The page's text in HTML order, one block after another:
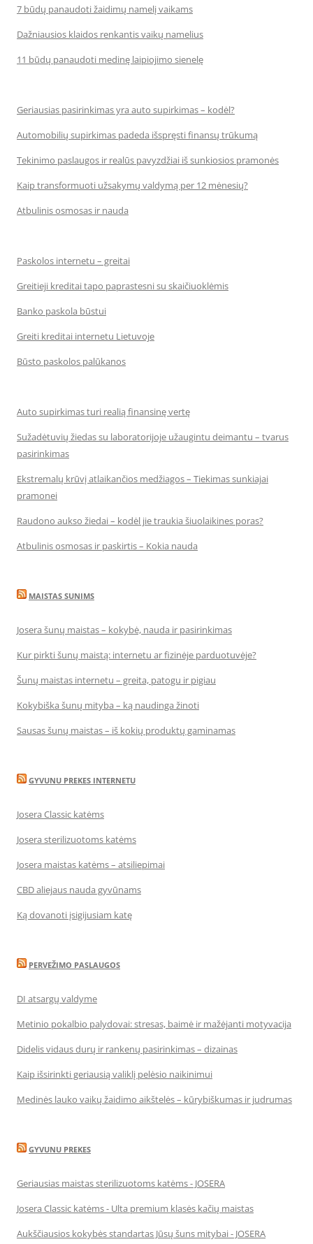
7 būdų panaudoti žaidimų namelį vaikams
Dažniausios klaidos renkantis vaikų namelius
11 būdų panaudoti medinę laipiojimo sienelę
Geriausias pasirinkimas yra auto supirkimas – kodėl?
Automobilių supirkimas padeda išspręsti finansų trūkumą
Tekinimo paslaugos ir realūs pavyzdžiai iš sunkiosios pramonės
Kaip transformuoti užsakymų valdymą per 12 mėnesių?
Atbulinis osmosas ir nauda
Paskolos internetu – greitai
Greitieji kreditai tapo paprastesni su skaičiuoklėmis
Banko paskola būstui
Greiti kreditai internetu Lietuvoje
Būsto paskolos palūkanos
Auto supirkimas turi realią finansinę vertę
Sužadėtuvių žiedas su laboratorijoje užaugintu deimantu – tvarus
pasirinkimas
Ekstremalų krūvį atlaikančios medžiagos – Tiekimas sunkiajai
pramonei
Raudono aukso žiedai – kodėl jie traukia šiuolaikines poras?
Atbulinis osmosas ir paskirtis – Kokia nauda
MAISTAS SUNIMS
Josera šunų maistas – kokybė, nauda ir pasirinkimas
Kur pirkti šunų maistą: internetu ar fizinėje parduotuvėje?
Šunų maistas internetu – greita, patogu ir pigiau
Kokybiška šunų mityba – ką naudinga žinoti
Sausas šunų maistas – iš kokių produktų gaminamas
GYVUNU PREKES INTERNETU
Josera Classic katėms
Josera sterilizuotoms katėms
Josera maistas katėms – atsiliepimai
CBD aliejaus nauda gyvūnams
Ką dovanoti įsigijusiam katę
PERVEŽIMO PASLAUGOS
DI atsargų valdyme
Metinio pokalbio palydovai: stresas, baimė ir mažėjanti motyvacija
Didelis vidaus durų ir rankenų pasirinkimas – dizainas
Kaip išsirinkti geriausią valiklį pelėsio naikinimui
Medinės lauko vaikų žaidimo aikštelės – kūrybiškumas ir judrumas
GYVUNU PREKES
Geriausias maistas sterilizuotoms katėms - JOSERA
Josera Classic katėms - Ulta premium klasės kačių maistas
Aukščiausios kokybės standartas Jūsų šuns mitybai - JOSERA